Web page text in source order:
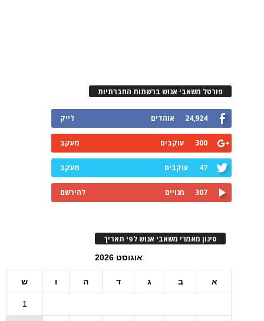
פורטל משאבי אנוש ברשתות החברתיות
24,924 אוהדים לייק
300 עוקבים מעקב
47 עוקבים מעקב
307 מנויים להירשם
סינון מאמרי משאבי אנוש לפי תאריך
אוגוסט 2026
א ב ג ד ה ו ש
1